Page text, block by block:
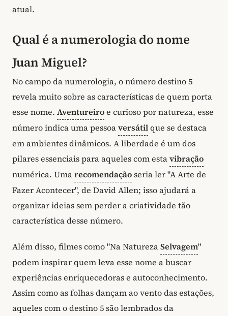
atual.
Qual é a numerologia do nome
Juan Miguel?
No campo da numerologia, o número destino 5
revela muito sobre as características de quem porta
esse nome. Aventureiroe curioso por natureza, esse
número indica uma pessoaversátilque se destaca
em ambientes dinâmicos. A liberdade é um dos
pilares essenciais para aqueles com estavibração
numérica. Umarecomendaçãoseria ler "A Arte de
Fazer Acontecer", de David Allen; isso ajudará a
organizar ideias sem perder a criatividade tão
característica desse número.
Além disso, filmes como "Na NaturezaSelvagem"
podem inspirar quem leva esse nome a buscar
experiências enriquecedoras e autoconhecimento.
Assim como as folhas dançam ao vento das estações,
aqueles com o destino 5 são lembrados da